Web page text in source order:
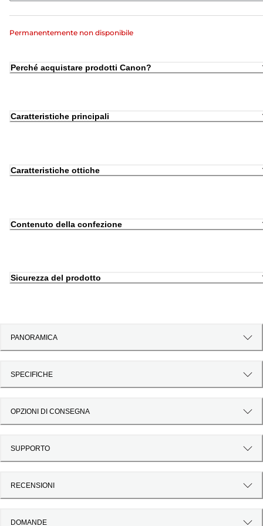
Permanentemente non disponibile
Perché acquistare prodotti Canon?
Caratteristiche principali
Caratteristiche ottiche
Contenuto della confezione
Sicurezza del prodotto
PANORAMICA
SPECIFICHE
OPZIONI DI CONSEGNA
SUPPORTO
RECENSIONI
DOMANDE